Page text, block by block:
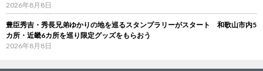
2026年8月8日
豊臣秀吉・秀長兄弟ゆかりの地を巡るスタンプラリーがスタート 和歌山市内5
カ所・近畿6カ所を巡り限定グッズをもらおう
2026年8月8日